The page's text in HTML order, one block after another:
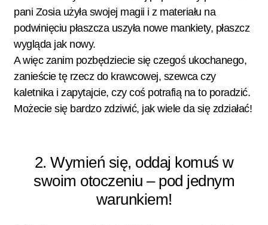
pani Zosia użyła swojej magii i z materiału na
podwinięciu płaszcza uszyła nowe mankiety, płaszcz
wygląda jak nowy.
A więc zanim pozbędziecie się czegoś ukochanego,
zanieście tę rzecz do krawcowej, szewca czy
kaletnika i zapytajcie, czy coś potrafią na to poradzić.
Możecie się bardzo zdziwić, jak wiele da się zdziałać!
2. Wymień się, oddaj komuś w
swoim otoczeniu – pod jednym
warunkiem!